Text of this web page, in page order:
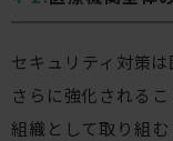
セキュリティ対策
さらに強化される
組織として取り組